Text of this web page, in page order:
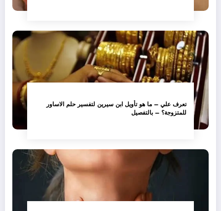
تعرف علي – ما هو تأويل ابن سيرين لتفسير حلم الاساور
للمتزوجة؟ – بالتفصيل